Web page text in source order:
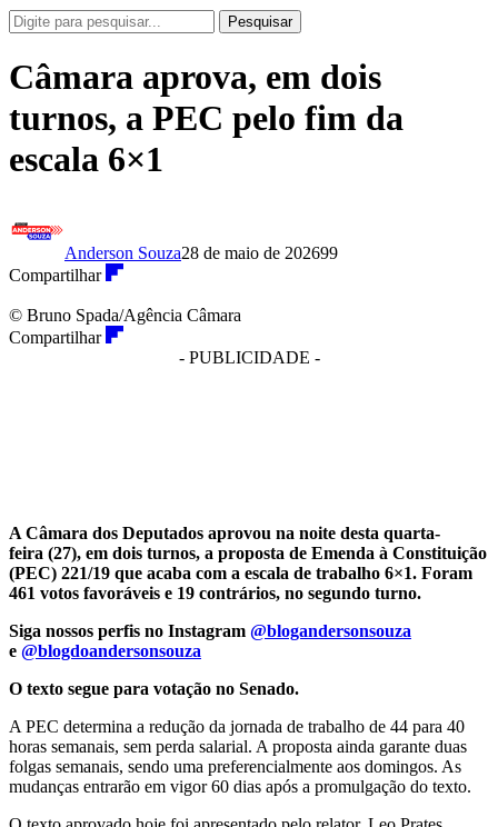
Pesquisar
Câmara aprova, em dois
turnos, a PEC pelo fim da
escala 6×1
Anderson Souza28 de maio de 202699
Compartilhar
© Bruno Spada/Agência Câmara
Compartilhar
- PUBLICIDADE -
A Câmara dos Deputados aprovou na noite desta quarta-
feira (27), em dois turnos, a proposta de Emenda à Constituição
(PEC) 221/19 que acaba com a escala de trabalho 6×1. Foram
461 votos favoráveis e 19 contrários, no segundo turno.
Siga nossos perfis no Instagram @blogandersonsouza
e @blogdoandersonsouza
O texto segue para votação no Senado.
A PEC determina a redução da jornada de trabalho de 44 para 40
horas semanais, sem perda salarial. A proposta ainda garante duas
folgas semanais, sendo uma preferencialmente aos domingos. As
mudanças entrarão em vigor 60 dias após a promulgação do texto.